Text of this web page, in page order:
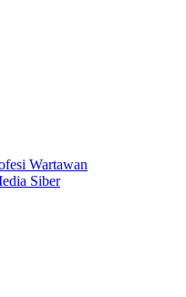
Wartawan
Siber